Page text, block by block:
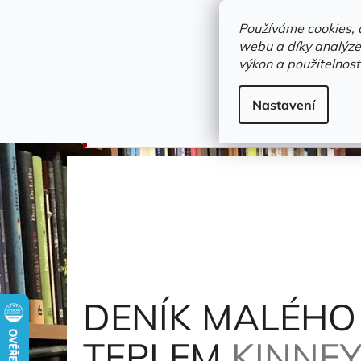
Používáme
webu a díky
výkon a
Nastavení
Novinky Trvalky a
Dětské / Dobrodružné knihy
DENÍK MALÉHO POSEROUTKY 12 - VÝPRAVA
DENÍK